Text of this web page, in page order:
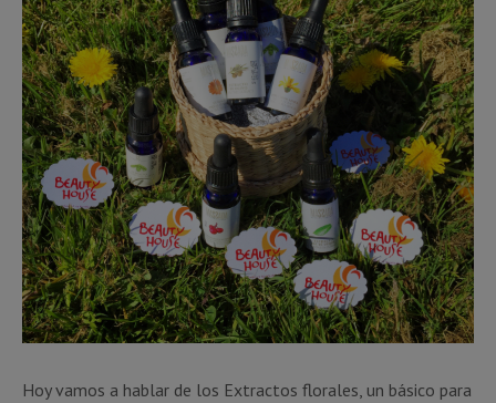
Hoy vamos a hablar de los Extractos florales, un básico para